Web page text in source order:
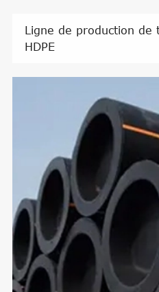
Ligne de production de
HDPE